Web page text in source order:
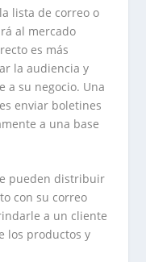
lista de correo o
al mercado
es más
la audiencia y
a su negocio. Una
enviar boletines
a una base
pueden distribuir
con su correo
a un cliente
los productos y